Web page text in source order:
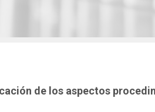
de los aspectos